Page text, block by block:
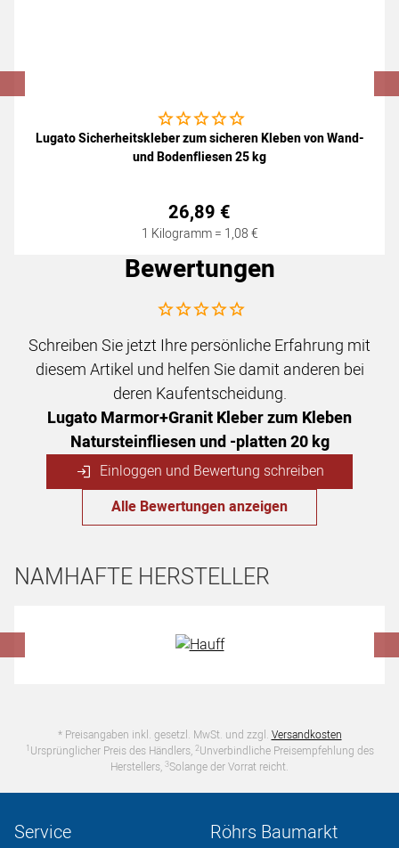
Noch keine Bewertungen abgegeben
Lugato Sicherheitskleber zum sicheren Kleben von Wand-
und Bodenfliesen 25 kg
26,89 €
1 Kilogramm = 1,08€
Bewertungen
Noch keine Bewertungen abgegeben
Schreiben Sie jetzt Ihre persönliche Erfahrung mit
diesem Artikel und helfen Sie damit anderen bei
deren Kaufentscheidung.
Lugato Marmor+Granit Kleber zum Kleben
Natursteinfliesen und -platten 20 kg
Einloggen und Bewertung schreiben
Alle Bewertungen anzeigen
NAMHAFTE HERSTELLER
* Preisangaben inkl. gesetzl. MwSt. und zzgl. Versandkosten
1 Ursprünglicher Preis des Händlers, 2Unverbindliche Preisempfehlung des
Herstellers, 3Solange der Vorrat reicht.
Service Röhrs Baumarkt